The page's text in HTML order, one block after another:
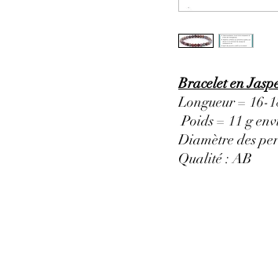
Bracelet en
Longueur = 16-
Poids = 11 g
Diamètre des
Qualité : AB